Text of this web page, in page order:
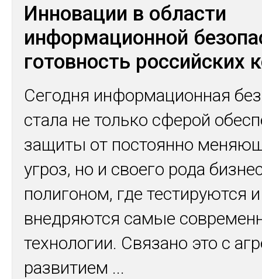
Инновации в области
информационной
готовность российских
Сегодня информационная
стала не только сферой
защиты от постоянно
угроз, но и своего рода
полигоном, где тестируются и
внедряются самые
технологии. Связано это с
развитием ...